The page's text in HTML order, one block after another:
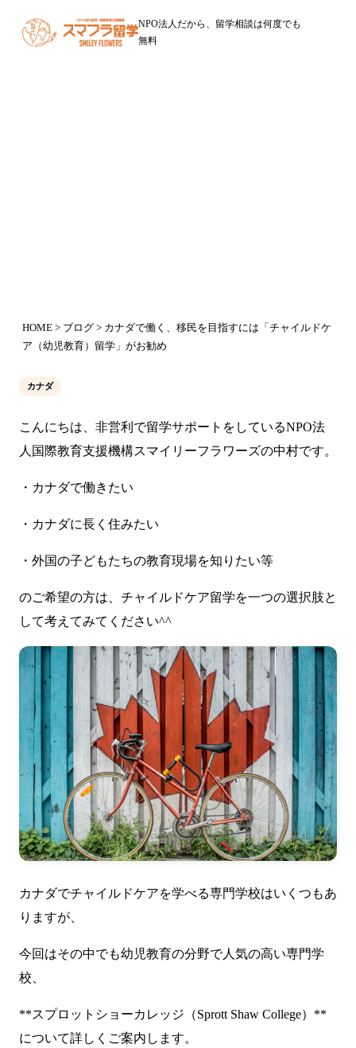
NPO法人だから、留学相談は何度でも
無料
HOME > ブログ > カナダで働く、移民を目指すには「チャイルドケ
ア（幼児教育）留学」がお勧め
カナダ
こんにちは、非営利で留学サポートをしているNPO法
人国際教育支援機構スマイリーフラワーズの中村です。
・カナダで働きたい
・カナダに長く住みたい
・外国の子どもたちの教育現場を知りたい等
のご希望の方は、チャイルドケア留学を一つの選択肢と
して考えてみてください^^
カナダでチャイルドケアを学べる専門学校はいくつもあ
りますが、
今回はその中でも幼児教育の分野で人気の高い専門学
校、
**スプロットショーカレッジ（Sprott Shaw College）**
について詳しくご案内します。